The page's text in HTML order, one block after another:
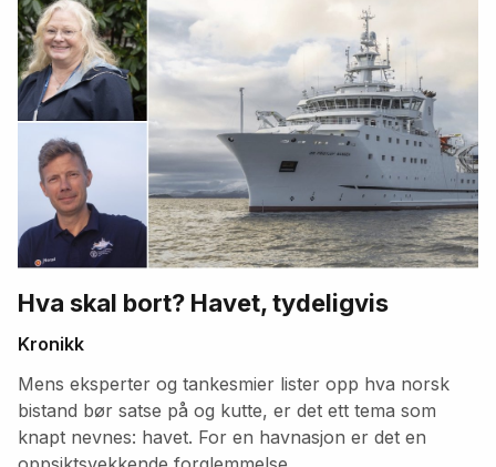
Hva skal bort? Havet, tydeligvis
Kronikk
Mens eksperter og tankesmier lister opp hva norsk
bistand bør satse på og kutte, er det ett tema som
knapt nevnes: havet. For en havnasjon er det en